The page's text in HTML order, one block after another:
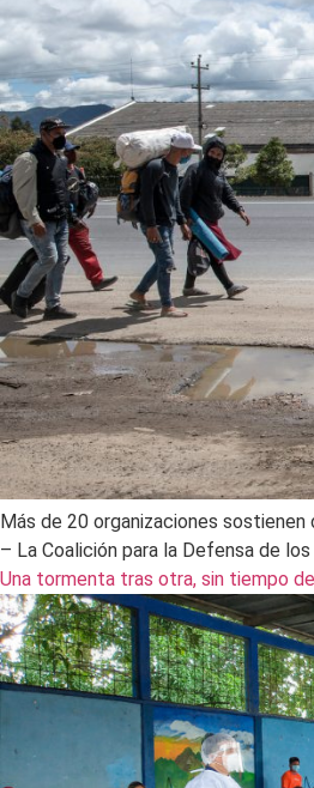
Más de 20 organizaciones sostienen
– La Coalición para la Defensa de
Una tormenta tras otra, sin tiempo